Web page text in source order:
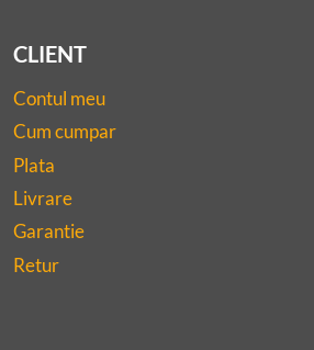
CLIENT
Contul meu
Cum cumpar
Plata
Livrare
Garantie
Retur